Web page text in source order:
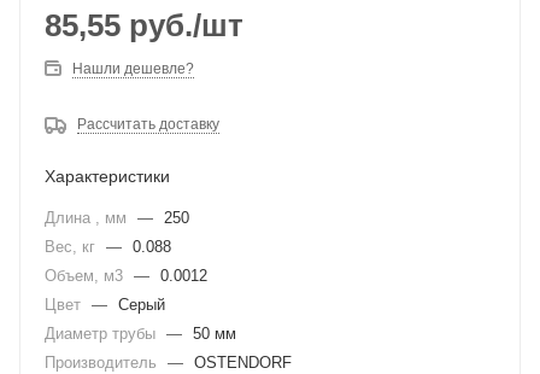
85,55 руб./шт
Нашли дешевле?
Рассчитать доставку
Характеристики
Длина , мм — 250
Вес, кг — 0.088
Объем, м3 — 0.0012
Цвет — Серый
Диаметр трубы — 50 мм
Производитель
— OSTENDORF